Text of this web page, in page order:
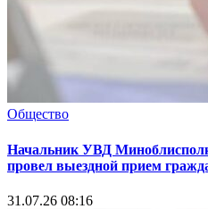
Общество
Начальник УВД
провел выездной прием
31.07.26 08:16